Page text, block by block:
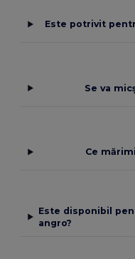
Este potrivit
Se va
Ce
Este disponibil
angro?